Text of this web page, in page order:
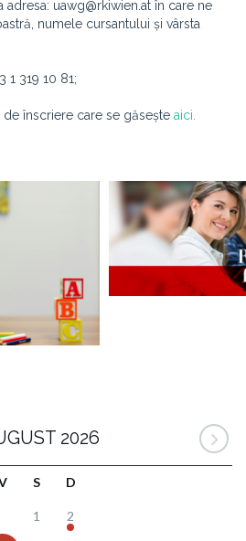
uawg@rkiwien.at în care ne
numele cursantului și vârsta
1 319 10 81;
înscriere care se găsește aici.
2026
S D
1 2